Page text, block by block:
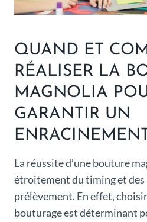
QUAND ET
RÉALISER LA
MAGNOLIA
GARANTIR UN
La réussite d’une bouture
étroitement du timing et des
prélèvement. En effet,
bouturage est déterminant